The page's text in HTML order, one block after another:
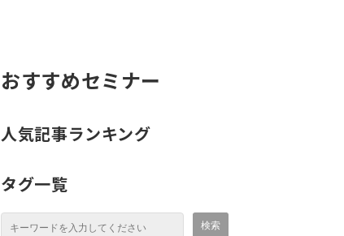
おすすめセミナー
人気記事ランキング
タグ一覧